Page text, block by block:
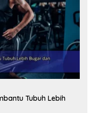
Tubuh Lebih